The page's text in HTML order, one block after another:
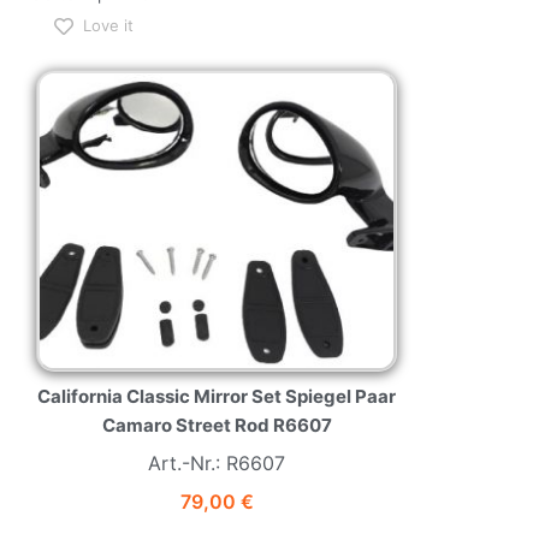
Love it
California Classic Mirror Set Spiegel Paar
Camaro Street Rod R6607
Art.-Nr.: R6607
79,00 €